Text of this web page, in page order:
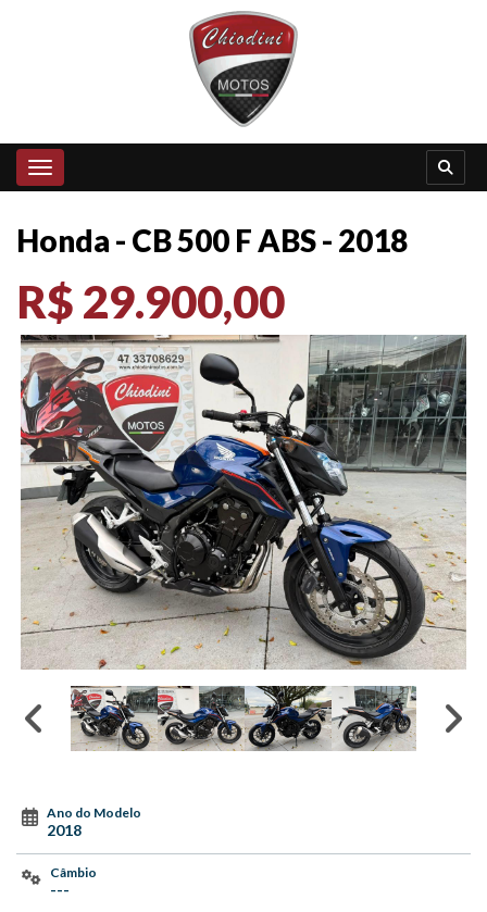
Toggle navigation
Honda - CB 500 F ABS - 2018
R$ 29.900,00
Ano do Modelo
2018
Câmbio
---